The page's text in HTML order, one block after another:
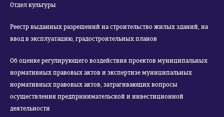
Отдел культуры
Реестр выданных разрешений на строительство жилых зданий, на
ввод в эксплуатацию, градостроительных планов
Об оценке регулирующего воздействия проектов муниципальных
нормативных правовых актов и экспертизе муниципальных
нормативных правовых актов, затрагивающих вопросы
осуществления предпринимательской и инвестиционной
деятельности